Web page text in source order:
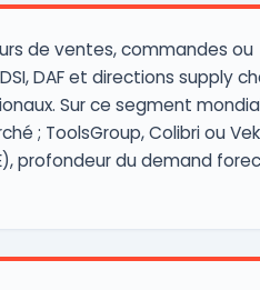
de ventes, commandes ou
DAF et directions supply
Sur ce segment
; ToolsGroup, Colibri ou
profondeur du demand